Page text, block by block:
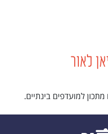
לאור
למועדפים בינתיים.